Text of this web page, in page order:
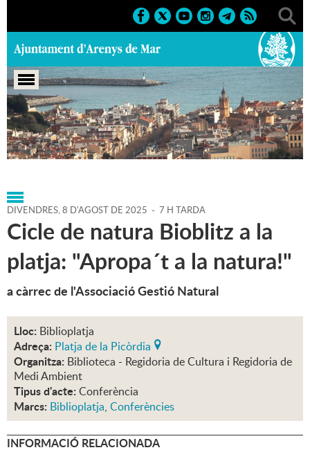
Portada > Agenda > 08-08-
2025 > Marcs > Culturals > 2025 > Conferències
DIVENDRES,8 D'AGOST DE 2025 - 7 H TARDA
Cicle de natura Bioblitz a la
platja: "Apropa´t a la natura!"
a càrrec de l'Associació Gestió Natural
Lloc: Biblioplatja
Adreça: Platja de la Picòrdia
Organitza: Biblioteca - Regidoria de Cultura i Regidoria de
Medi Ambient
Tipus d'acte: Conferència
Marcs: Biblioplatja, Conferències
INFORMACIÓ RELACIONADA